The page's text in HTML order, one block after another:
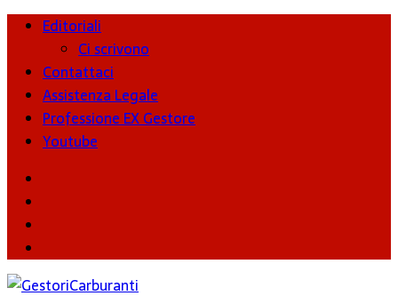
Editoriali
Ci scrivono
Contattaci
Assistenza Legale
Professione EX Gestore
Youtube